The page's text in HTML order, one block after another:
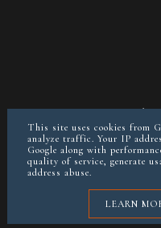
POSTAW MI
COPYRIGHT ©
BLOG
This site uses cookies from
analyze traffic. Your IP
Google along with
quality of service, generate
address abuse.
LEARN